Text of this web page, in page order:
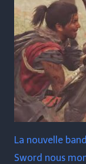
La nouvelle
Sword nous